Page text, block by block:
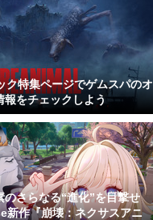
ク特集ページでゲムスパのオ
報をチェックしよう
のさらなる“進化”を目撃せ
新作『崩壊：ネクサスアニ